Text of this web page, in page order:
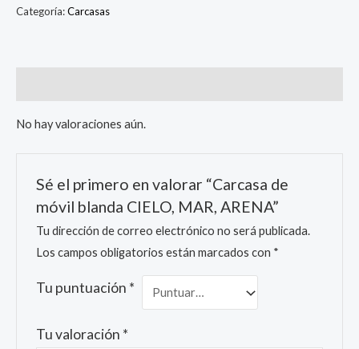
Categoría:Carcasas
No hay valoraciones aún.
Sé el primero en valorar “Carcasa de
móvil blanda CIELO, MAR, ARENA”
Tu dirección de correo electrónico no será publicada.
Los campos obligatorios están marcados con *
Tu puntuación *
Tu valoración *